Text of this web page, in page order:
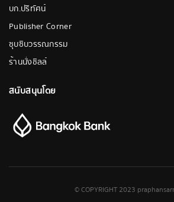
บก.ปริทัศน์
Publisher Corner
ซุบซิบวรรณกรรม
ร้านนั่งชิลล์
สนับสนุนโดย
© COPYRIGHT 2023